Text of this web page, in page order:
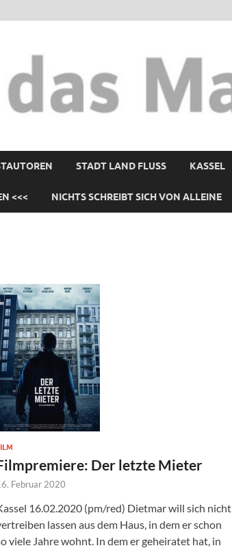
STADT LAND FLUSS KASSEL
<<< NICHTS SCHREIBT SICH VON ALLEINE
Der letzte Mieter
Februar 2020
16.02.2020 (pm/red) Dietmar will sich nicht
lassen aus dem Haus, in dem er schon
viele Jahre wohnt. In dem er geheiratet hat, in